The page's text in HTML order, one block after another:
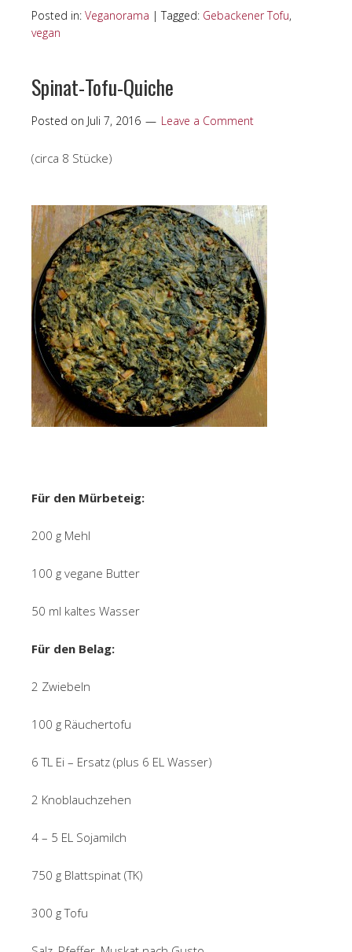
Posted in: Veganorama |Tagged: Gebackener Tofu,
vegan
Spinat-Tofu-Quiche
Posted on Juli 7, 2016 Leave a Comment
(circa 8 Stücke)
Für den Mürbeteig:
200 g Mehl
100 g vegane Butter
50 ml kaltes Wasser
Für den Belag:
2 Zwiebeln
100 g Räuchertofu
6 TL Ei – Ersatz (plus 6 EL Wasser)
2 Knoblauchzehen
4 – 5 EL Sojamilch
750 g Blattspinat (TK)
300 g Tofu